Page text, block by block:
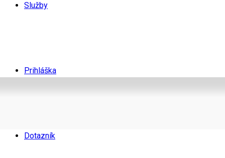
Služby
Prihláška
Dotazník